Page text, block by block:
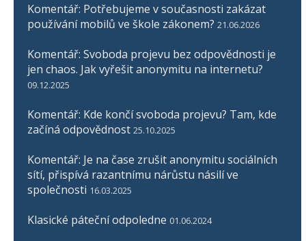
Komentář: Potřebujeme v současnosti zakázat
používání mobilů ve škole zákonem? 21.06.2026
Komentář: Svoboda projevu bez odpovědnosti je
jen chaos. Jak vyřešit anonymitu na internetu?
09.12.2025
Komentář: Kde končí svoboda projevu? Tam, kde
začíná odpovědnost 25.10.2025
Komentář: Je na čase zrušit anonymitu sociálních
sítí, přispívá razantnímu nárůstu násilí ve
společnosti 16.03.2025
Klasické páteční odpoledne 01.06.2024